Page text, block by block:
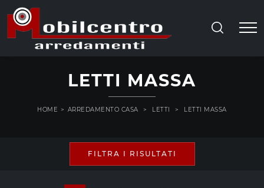
LETTI MASSA
HOME > ARREDAMENTO CASA > LETTI > LETTI MASSA
FILTRA I RISULTATI